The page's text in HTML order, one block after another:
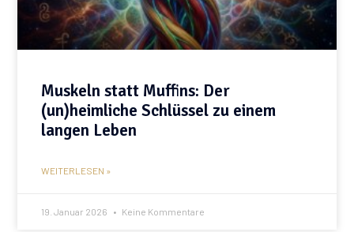
Muskeln statt Muffins: Der
(un)heimliche Schlüssel zu einem
langen Leben
WEITERLESEN »
19. Januar 2026 Keine Kommentare